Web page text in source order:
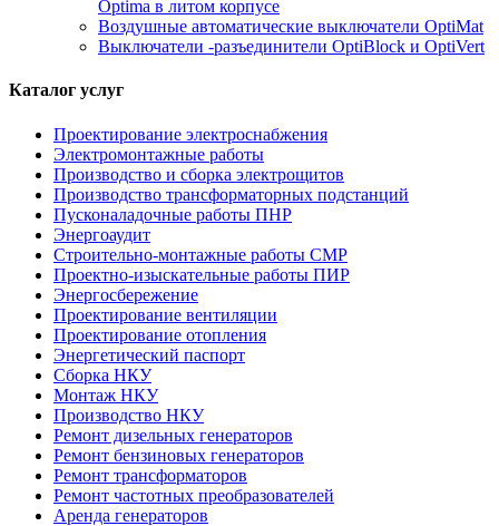
Optima в литом корпусе
Воздушные автоматические выключатели OptiMat
Выключатели -разъединители OptiBlock и OptiVert
Каталог услуг
Проектирование электроснабжения
Электромонтажные работы
Производство и сборка электрощитов
Производство трансформаторных подстанций
Пусконаладочные работы ПНР
Энергоаудит
Строительно-монтажные работы СМР
Проектно-изыскательные работы ПИР
Энергосбережение
Проектирование вентиляции
Проектирование отопления
Энергетический паспорт
Сборка НКУ
Монтаж НКУ
Производство НКУ
Ремонт дизельных генераторов
Ремонт бензиновых генераторов
Ремонт трансформаторов
Ремонт частотных преобразователей
Аренда генераторов